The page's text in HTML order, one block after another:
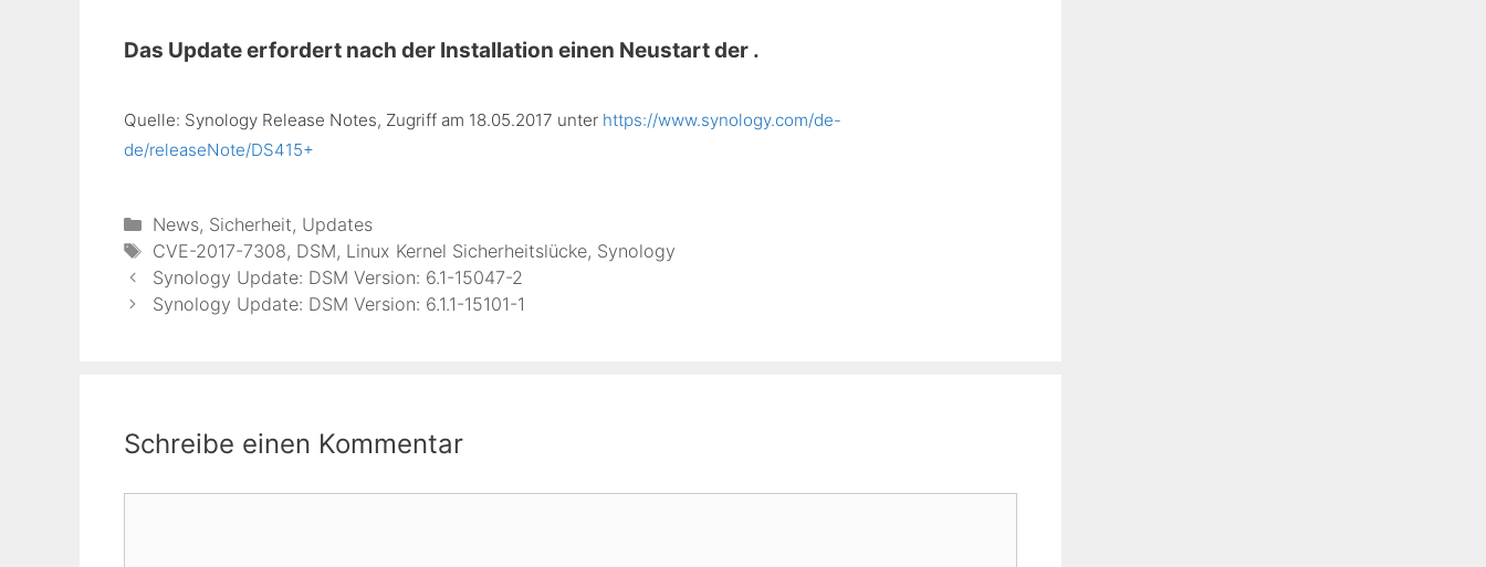
Das Update erfordert nach der Installation einen Neustart der .
Quelle: Synology Release Notes, Zugriff am 18.05.2017 unter https://www.synology.com/de-
de/releaseNote/DS415+
Kategorien
News, Sicherheit, Updates
Schlagwörter
CVE-2017-7308, DSM, Linux Kernel Sicherheitslücke, Synology
Synology Update: DSM Version: 6.1-15047-2
Synology Update: DSM Version: 6.1.1-15101-1
Schreibe einen Kommentar